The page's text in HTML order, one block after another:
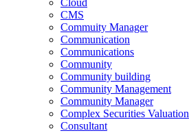
Cloud
CMS
Commuity Manager
Communication
Communications
Community
Community building
Community Management
Community Manager
Complex Securities Valuation
Consultant